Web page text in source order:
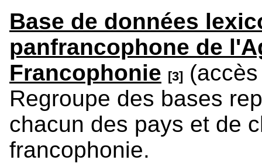
Base de données
panfrancophone de
Francophonie
[3]
Regroupe des bases
chacun des pays et de
francophonie.